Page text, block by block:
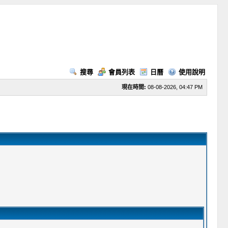
搜尋 會員列表 日曆 使用說明
現在時間: 08-08-2026, 04:47 PM